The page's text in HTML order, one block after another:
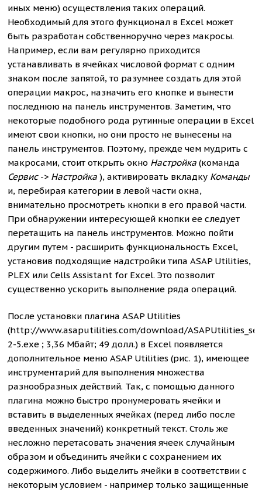
иных меню) осуществления таких операций.
Необходимый для этого функционал в Excel может
быть разработан собственноручно через макросы.
Например, если вам регулярно приходится
устанавливать в ячейках числовой формат с одним
знаком после запятой, то разумнее создать для этой
операции макрос, назначить его кнопке и вынести
последнюю на панель инструментов. Заметим, что
некоторые подобного рода рутинные операции в Excel
имеют свои кнопки, но они просто не вынесены на
панель инструментов. Поэтому, прежде чем мудрить с
макросами, стоит открыть окно Настройка(команда
Сервис -> Настройка), активировать вкладку Команды
и, перебирая категории в левой части окна,
внимательно просмотреть кнопки в его правой части.
При обнаружении интересующей кнопки ее следует
перетащить на панель инструментов. Можно пойти
другим путем - расширить функциональность Excel,
установив подходящие надстройки типа ASAP Utilities,
PLEX или Cells Assistant for Excel. Это позволит
существенно ускорить выполнение ряда операций.
После установки плагина ASAP Utilities
(http://www.asaputilities.com/download/
2-5.exe ; 3,36 Мбайт; 49 долл.) в Excel появляется
дополнительное меню ASAP Utilities (рис. 1), имеющее
инструментарий для выполнения множества
разнообразных действий. Так, с помощью данного
плагина можно быстро пронумеровать ячейки и
вставить в выделенных ячейках (перед либо после
введенных значений) конкретный текст. Столь же
несложно перетасовать значения ячеек случайным
образом и объединить ячейки с сохранением их
содержимого. Либо выделить ячейки в соответствии с
некоторым условием - например только защищенные